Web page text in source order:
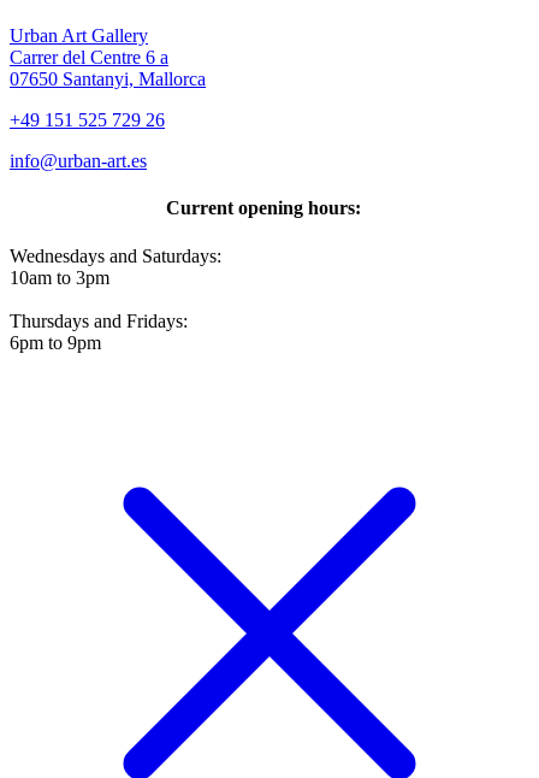
Urban Art Gallery
Carrer del Centre 6 a
07650 Santanyi, Mallorca
+49 151 525 729 26
info@urban-art.es
Current opening hours:
Wednesdays and Saturdays:
10am to 3pm
Thursdays and Fridays:
6pm to 9pm